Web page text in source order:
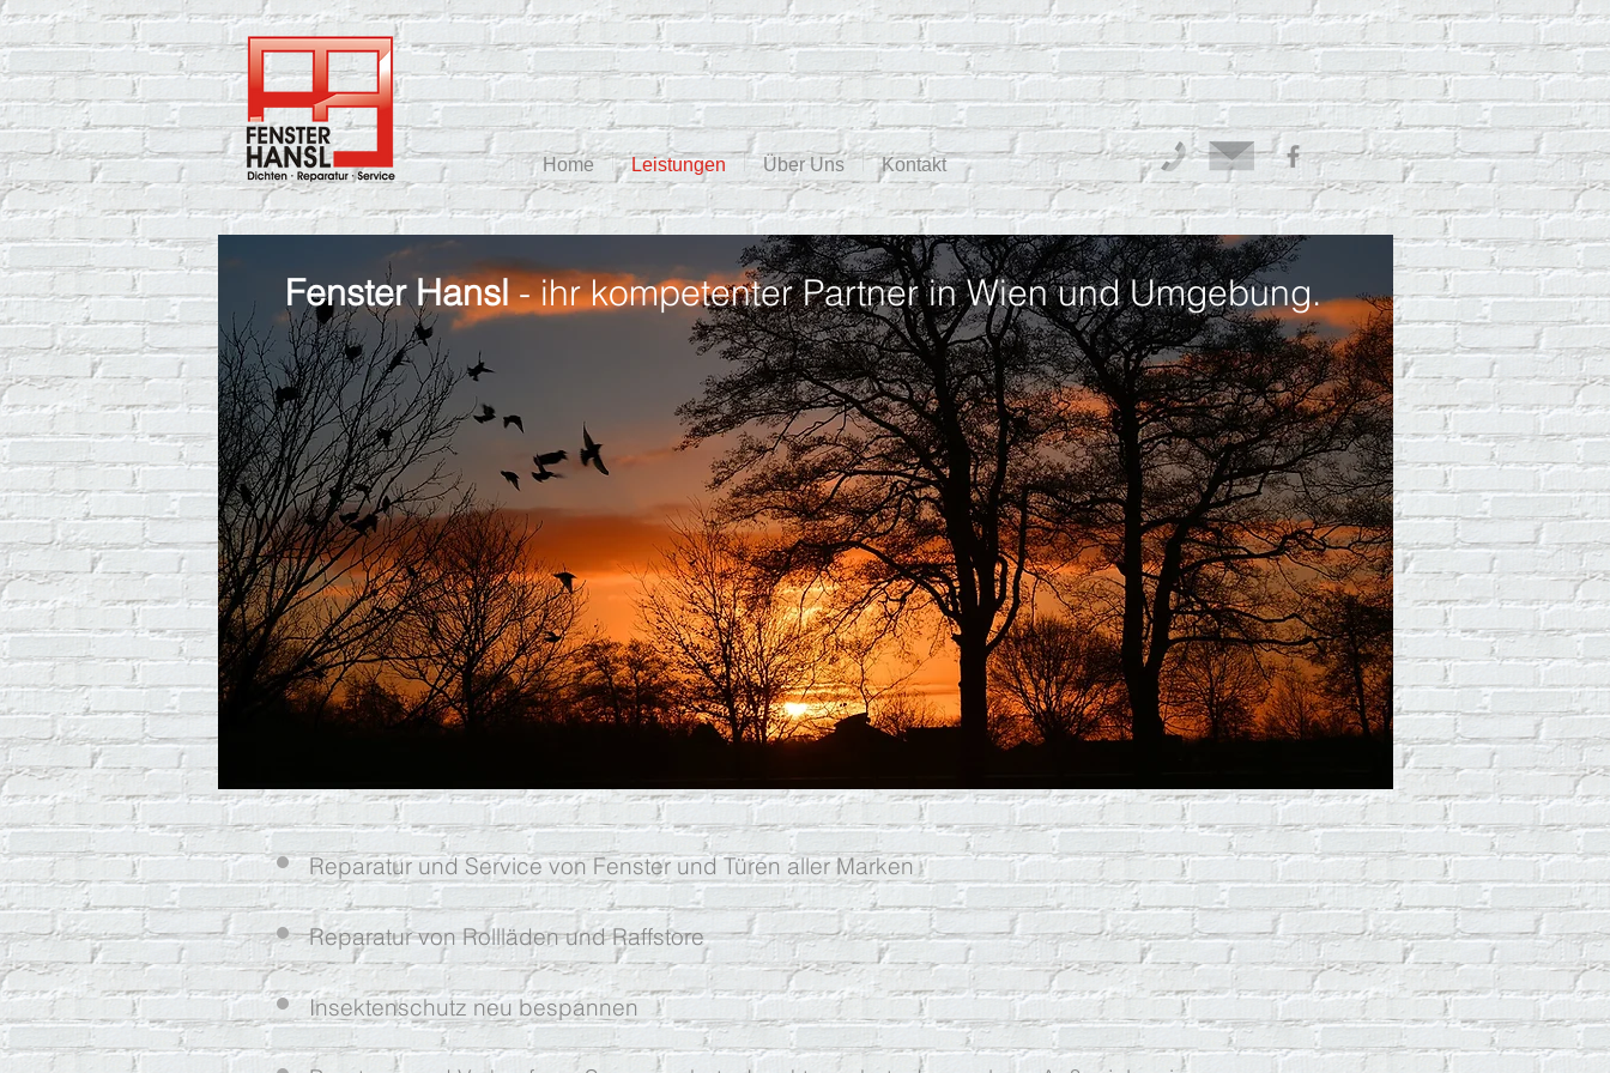
Home Leistungen Über Uns Kontakt
Fenster Hansl- ihr kompetenter Partner in Wien und Umgebung.
Reparatur und Service von Fenster und Türen aller Marken
Reparatur von Rollläden und Raffstore
Insektenschutz neu bespannen